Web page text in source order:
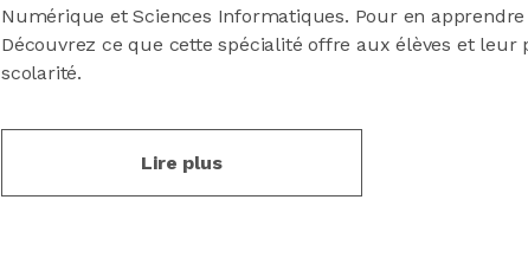
Numérique et Sciences Informatiques. Pour en
Découvrez ce que cette spécialité offre aux élèves et
scolarité.
Lire plus